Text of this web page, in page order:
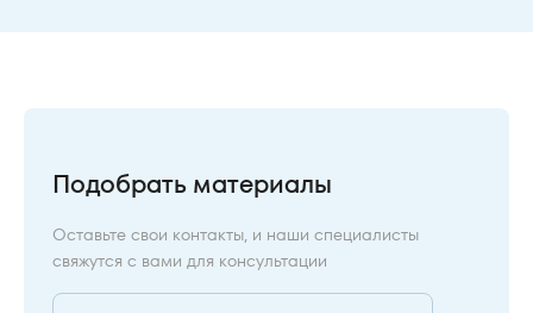
Подобрать материалы
Оставьте свои контакты, и наши специалисты
свяжутся с вами для консультации